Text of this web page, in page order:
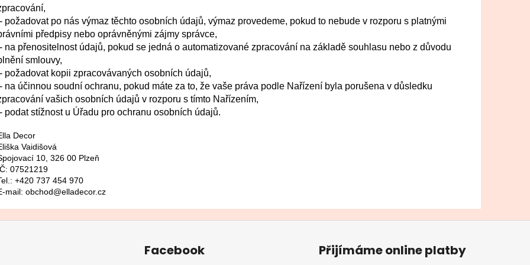
- požadovat po nás výmaz těchto osobních údajů, výmaz provedeme, pokud to nebude v rozporu s platnými
předpisy nebo oprávněnými zájmy správce,
- na přenositelnost údajů, pokud se jedná o automatizované zpracování na základě souhlasu nebo z důvodu
smlouvy,
- požadovat kopii zpracovávaných osobních údajů,
- na účinnou soudní ochranu, pokud máte za to, že vaše práva podle Nařízení byla porušena v důsledku
vašich osobních údajů v rozporu s tímto Nařízením,
- podat stížnost u Úřadu pro ochranu osobních údajů.
Decor
Vaidišová
10, 326 00 Plzeň
07521219
+420 737 454 970
mail: obchod@elladecor.cz
Facebook Přijímáme online platby